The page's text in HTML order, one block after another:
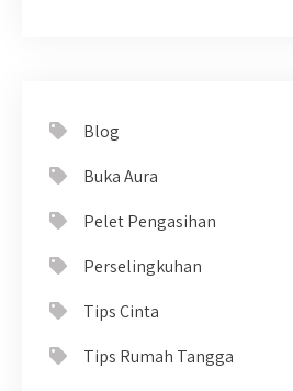
Blog
Buka Aura
Pelet Pengasihan
Perselingkuhan
Tips Cinta
Tips Rumah Tangga